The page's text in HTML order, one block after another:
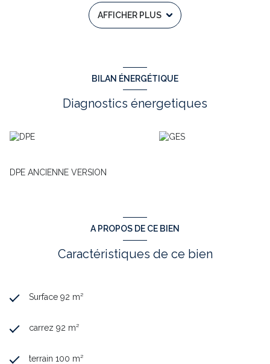
selon .De plus vous pourrez bénéficier de dépendances et d'un
garage .Bien d'exellente construction et saine
N'ATTENDEZ PLUS , VENEZ VISITER AVEC Jacques BARBE de
AFFICHER PLUS
BILAN ÉNERGÉTIQUE
Diagnostics énergetiques
DPE ANCIENNE VERSION
A PROPOS DE CE BIEN
Caractéristiques de ce bien
Surface 92 m²
carrez 92 m²
terrain 100 m²